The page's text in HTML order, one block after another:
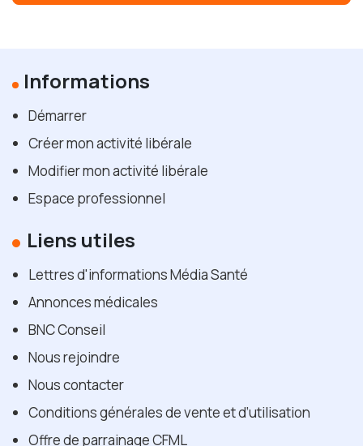
Informations
Démarrer
Créer mon activité libérale
Modifier mon activité libérale
Espace professionnel
Liens utiles
Lettres d'informations Média Santé
Annonces médicales
BNC Conseil
Nous rejoindre
Nous contacter
Conditions générales de vente et d’utilisation
Offre de parrainage CFML